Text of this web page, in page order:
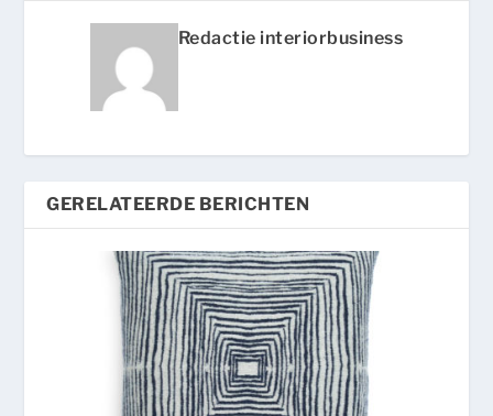
Redactie interiorbusiness
GERELATEERDE BERICHTEN